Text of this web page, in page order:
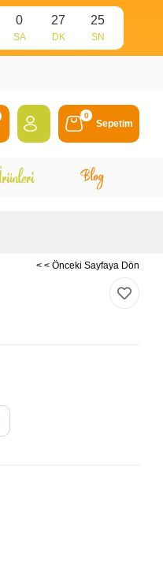
0
SA
27
DK
23
SN
Sepetim
0
< < Önceki Sayfaya Dön